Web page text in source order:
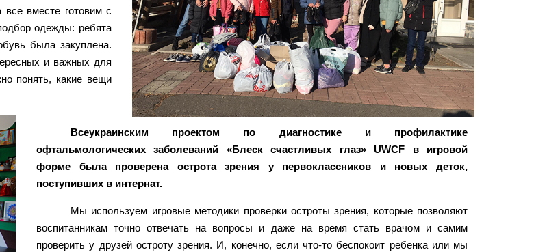
вместе готовим с
одежды: ребята
была закуплена.
и важных для
понять, какие вещи
Всеукраинским проектом по диагностике и профилактике
офтальмологических заболеваний «Блеск счастливых глаз» UWCF в игровой
форме была проверена острота зрения у первоклассников и новых деток,
поступивших в интернат.
Мы используем игровые методики проверки остроты зрения, которые позволяют
воспитанникам точно отвечать на вопросы и даже на время стать врачом и самим
проверить у друзей остроту зрения. И, конечно, если что-то беспокоит ребенка или мы